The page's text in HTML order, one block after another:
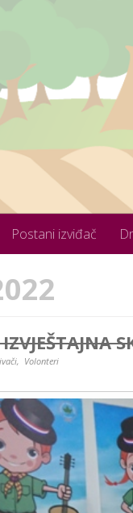
Postani izviđač
Volonteri